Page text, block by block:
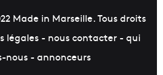
Made in Marseille. Tous droits
légales- nous contacter- qui
nous- annonceurs